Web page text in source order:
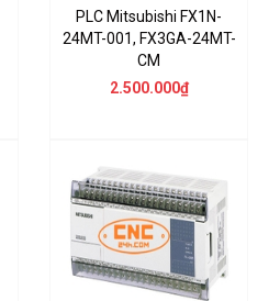
PLC Mitsubishi FX1N-
24MT-001, FX3GA-24MT-
CM
2.500.000₫